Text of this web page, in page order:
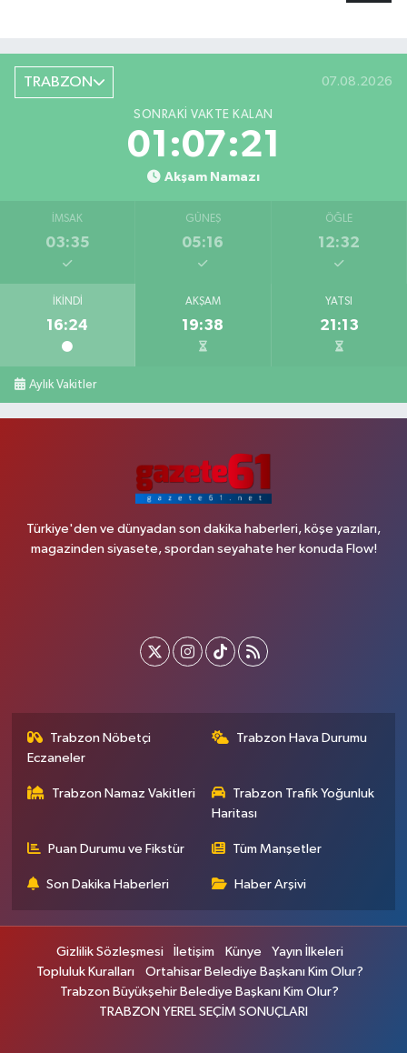
TRABZON 07.08.2026
SONRAKI VAKTE KALAN
01:07:20
Akşam Namazı
İMSAK
03:35
GÜNEŞ
05:16
ÖĞLE
12:32
İKINDI
16:24
AKŞAM
19:38
YATSI
21:13
Aylık Vakitler
Türkiye'den ve dünyadan son dakika haberleri, köşe yazıları,
magazinden siyasete, spordan seyahate her konuda Flow!
Trabzon Nöbetçi
Eczaneler
Trabzon Hava Durumu
Trabzon Namaz Vakitleri
Trabzon Trafik Yoğunluk
Haritası
Puan Durumu ve Fikstür Tüm Manşetler
Son Dakika Haberleri Haber Arşivi
Gizlilik Sözleşmesi İletişim Künye
Yayın İlkeleri
Topluluk Kuralları
Ortahisar Belediye Başkanı Kim Olur?
Trabzon Büyükşehir Belediye Başkanı Kim Olur?
TRABZON YEREL SEÇİM SONUÇLARI